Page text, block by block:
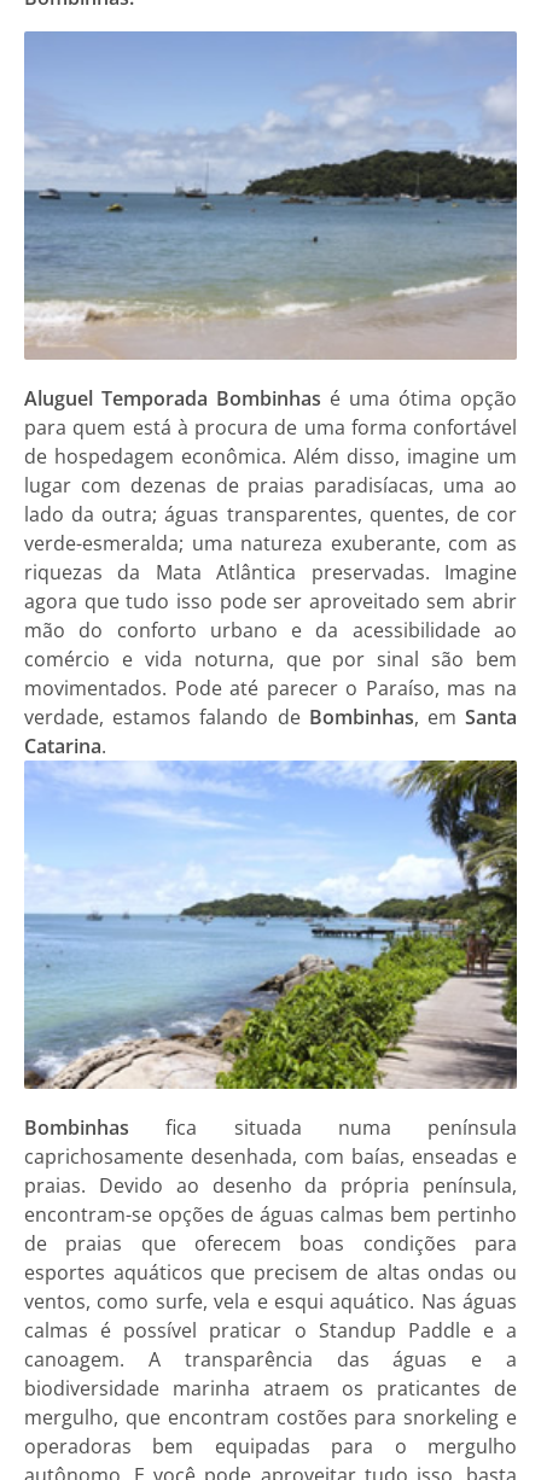
Aluguel Temporada Bombinhas é uma ótima opção
para quem está à procura de uma forma confortável
de hospedagem econômica. Além disso, imagine um
lugar com dezenas de praias paradisíacas, uma ao
lado da outra; águas transparentes, quentes, de cor
verde-esmeralda; uma natureza exuberante, com as
riquezas da Mata Atlântica preservadas. Imagine
agora que tudo isso pode ser aproveitado sem abrir
mão do conforto urbano e da acessibilidade ao
comércio e vida noturna, que por sinal são bem
movimentados. Pode até parecer o Paraíso, mas na
verdade, estamos falando de Bombinhas, emSanta
Catarina.
Bombinhas fica situada numa península
caprichosamente desenhada, com baías, enseadas e
praias. Devido ao desenho da própria península,
encontram-se opções de águas calmas bem pertinho
de praias que oferecem boas condições para
esportes aquáticos que precisem de altas ondas ou
ventos, como surfe, vela e esqui aquático. Nas águas
calmas é possível praticar o Standup Paddle e a
canoagem. A transparência das águas e a
biodiversidade marinha atraem os praticantes de
mergulho, que encontram costões para snorkeling e
operadoras bem equipadas para o mergulho